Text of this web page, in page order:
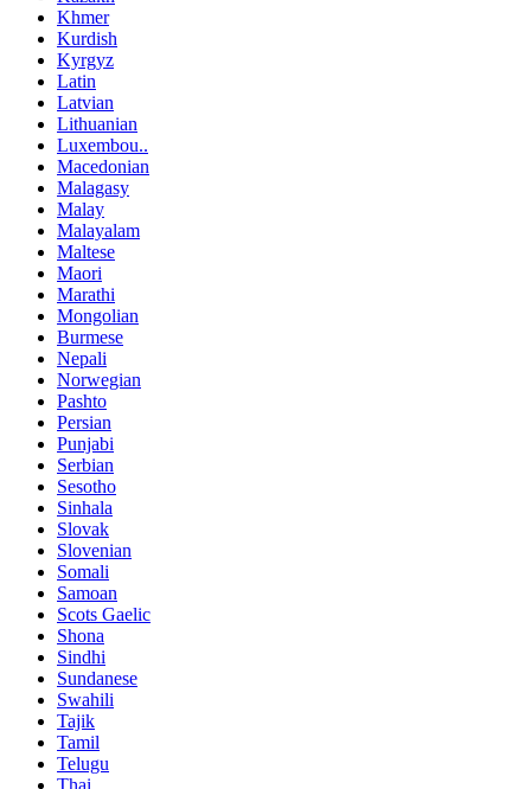
Khmer
Kurdish
Kyrgyz
Latin
Latvian
Lithuanian
Luxembou..
Macedonian
Malagasy
Malay
Malayalam
Maltese
Maori
Marathi
Mongolian
Burmese
Nepali
Norwegian
Pashto
Persian
Punjabi
Serbian
Sesotho
Sinhala
Slovak
Slovenian
Somali
Samoan
Scots Gaelic
Shona
Sindhi
Sundanese
Swahili
Tajik
Tamil
Telugu
Thai